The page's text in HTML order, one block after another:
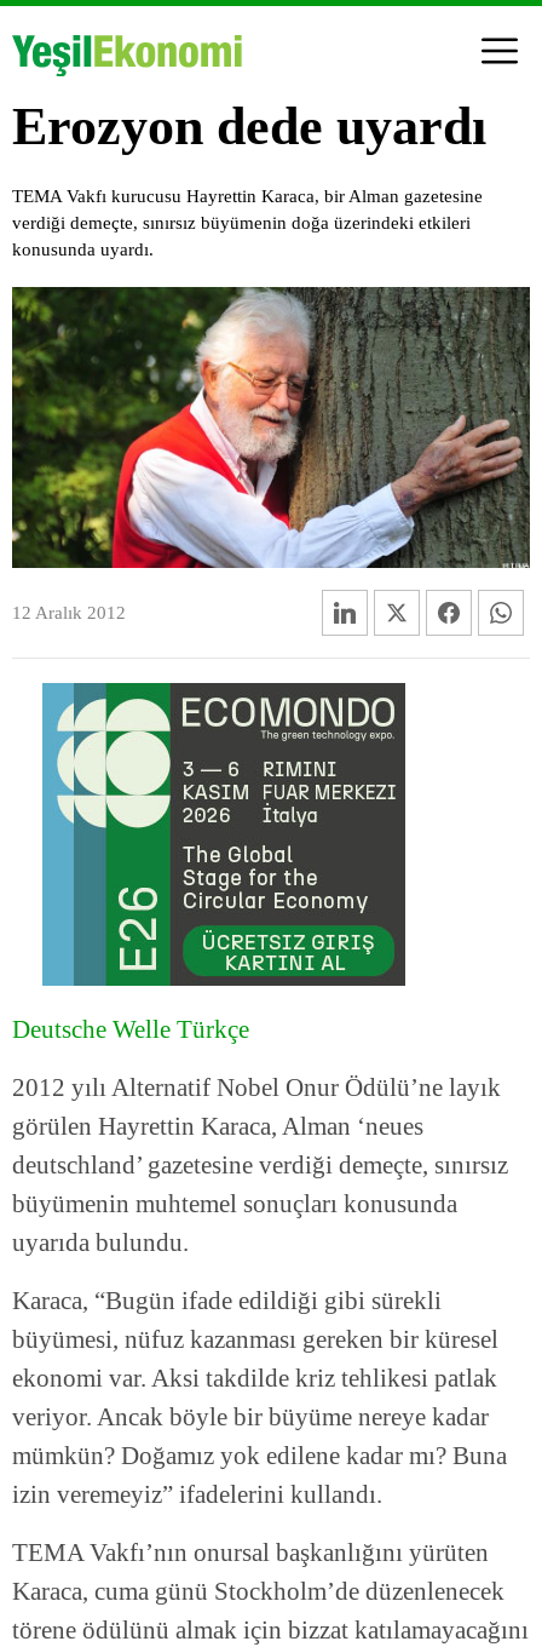
Erozyon dede uyardı
TEMA Vakfı kurucusu Hayrettin Karaca, bir Alman gazetesine
verdiği demeçte, sınırsız büyümenin doğa üzerindeki etkileri
konusunda uyardı.
12 Aralık 2012
Deutsche Welle Türkçe
2012 yılı Alternatif Nobel Onur Ödülü’ne layık
görülen Hayrettin Karaca, Alman ‘neues
deutschland’ gazetesine verdiği demeçte, sınırsız
büyümenin muhtemel sonuçları konusunda
uyarıda bulundu.
Karaca, “Bugün ifade edildiği gibi sürekli
büyümesi, nüfuz kazanması gereken bir küresel
ekonomi var. Aksi takdilde kriz tehlikesi patlak
veriyor. Ancak böyle bir büyüme nereye kadar
mümkün? Doğamız yok edilene kadar mı? Buna
izin veremeyiz” ifadelerini kullandı.
TEMA Vakfı’nın onursal başkanlığını yürüten
Karaca, cuma günü Stockholm’de düzenlenecek
törene ödülünü almak için bizzat katılamayacağını